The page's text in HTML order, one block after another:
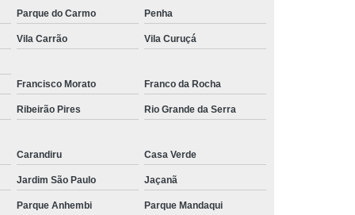
Salada de Fruta para Empresa
de Fruta para Encomenda de Empresa
de Fruta para Estoque de Empresa
Salada de Frutas para Empresa
para Escritórios
Parque do Carmo Penha
Vila Carrão Vila Curuçá
Francisco Morato Franco da Rocha
Ribeirão Pires Rio Grande da Serra
Carandiru Casa Verde
Jardim São Paulo Jaçanã
Parque Anhembi Parque Mandaqui